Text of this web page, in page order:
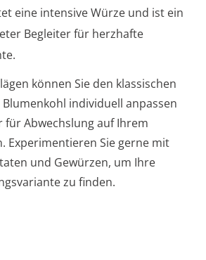
eine intensive Würze und ist ein
Begleiter für herzhafte
können Sie den klassischen
individuell anpassen
Abwechslung auf Ihrem
Experimentieren Sie gerne mit
und Gewürzen, um Ihre
zu finden.